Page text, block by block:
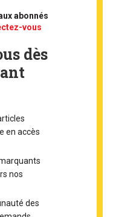
abonnés
vous
dès
en accès
nos
des